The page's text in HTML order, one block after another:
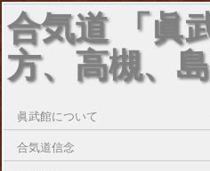
合気道 「眞
方、高槻、
眞武館について
合気道信念